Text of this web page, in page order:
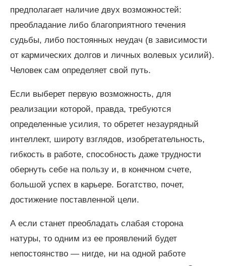
предполагает наличие двух возможностей:
преобладание либо благоприятного течения
судьбы, либо постоянных неудач (в зависимости
от кармических долгов и личных волевых усилий).
Человек сам определяет свой путь.
Если выберет первую возможность, для
реализации которой, правда, требуются
определенные усилия, то обретет незаурядный
интеллект, широту взглядов, изобретательность,
гибкость в работе, способность даже трудности
обернуть себе на пользу и, в конечном счете,
большой успех в карьере. Богатство, почет,
достижение поставленной цели.
А если станет преобладать слабая сторона
натуры, то одним из ее проявлений будет
непостоянство — нигде, ни на одной работе